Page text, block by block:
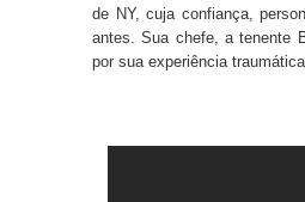
de NY, cuja confiança,
antes. Sua chefe, a tenente
por sua experiência